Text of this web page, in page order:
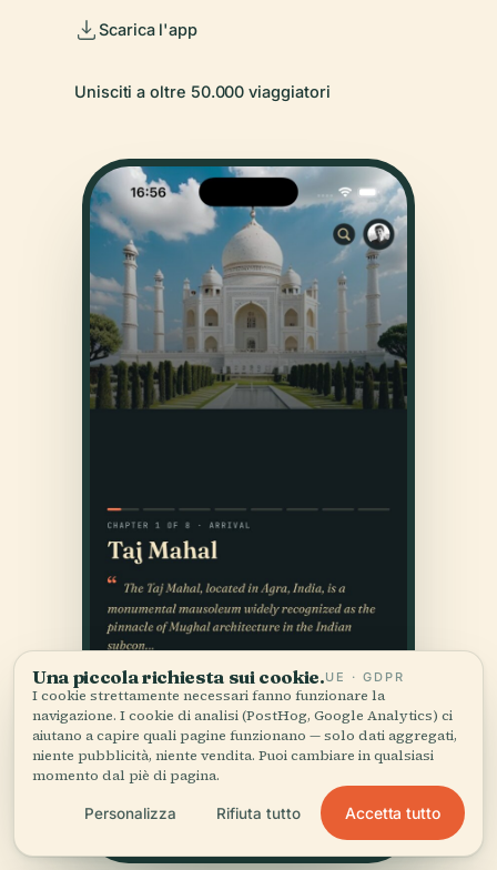
Scarica l'app
Unisciti a oltre 50.000 viaggiatori
Una piccola richiesta sui cookie.UE · GDPR
I cookie strettamente necessari fanno funzionare la
navigazione. I cookie di analisi (PostHog, Google Analytics) ci
aiutano a capire quali pagine funzionano — solo dati aggregati,
niente pubblicità, niente vendita. Puoi cambiare in qualsiasi
momento dal piè di pagina.
Personalizza Rifiuta tutto Accetta tutto